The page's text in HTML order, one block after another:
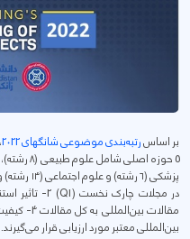
بر اساسرتبه‌بندی موضوعی شانگهای 2022
بین‌المللی معتبر مورد ارزیابی قرار می‌گیرند.